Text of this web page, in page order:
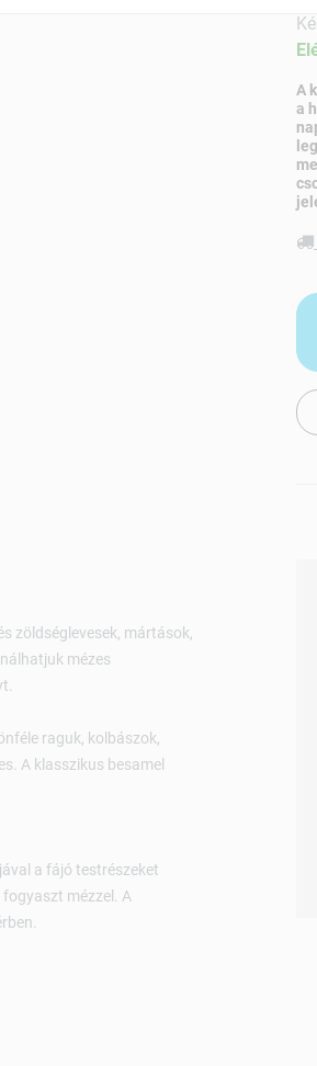
A
a
zöldséglevesek, mártások,
mézes
raguk, kolbászok,
A klasszikus besamel
a fájó testrészeket
mézzel. A